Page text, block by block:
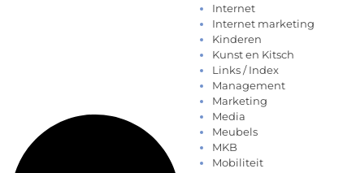
Internet
Internet marketing
Kinderen
Kunst en Kitsch
Links / Index
Management
Marketing
Media
Meubels
MKB
Mobiliteit